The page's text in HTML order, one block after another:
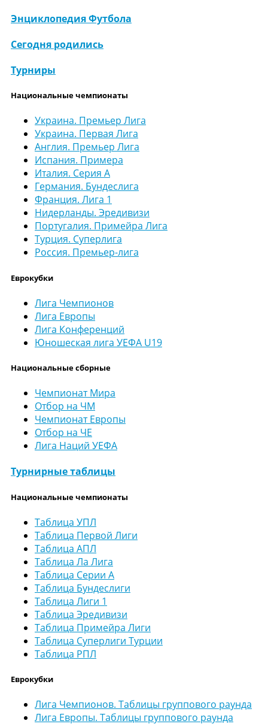
Энциклопедия Футбола
Сегодня родились
Турниры
Национальные чемпионаты
Украина. Премьер Лига
Украина. Первая Лига
Англия. Премьер Лига
Испания. Примера
Италия. Серия А
Германия. Бундеслига
Франция. Лига 1
Нидерланды. Эредивизи
Португалия. Примейра Лига
Турция. Суперлига
Россия. Премьер-лига
Еврокубки
Лига Чемпионов
Лига Европы
Лига Конференций
Юношеская лига УЕФА U19
Национальные сборные
Чемпионат Мира
Отбор на ЧМ
Чемпионат Европы
Отбор на ЧЕ
Лига Наций УЕФА
Турнирные таблицы
Национальные чемпионаты
Таблица УПЛ
Таблица Первой Лиги
Таблица АПЛ
Таблица Ла Лига
Таблица Серии А
Таблица Бундеслиги
Таблица Лиги 1
Таблица Эредивизи
Таблица Примейра Лиги
Таблица Суперлиги Турции
Таблица РПЛ
Еврокубки
Лига Чемпионов. Таблицы группового раунда
Лига Европы. Таблицы группового раунда